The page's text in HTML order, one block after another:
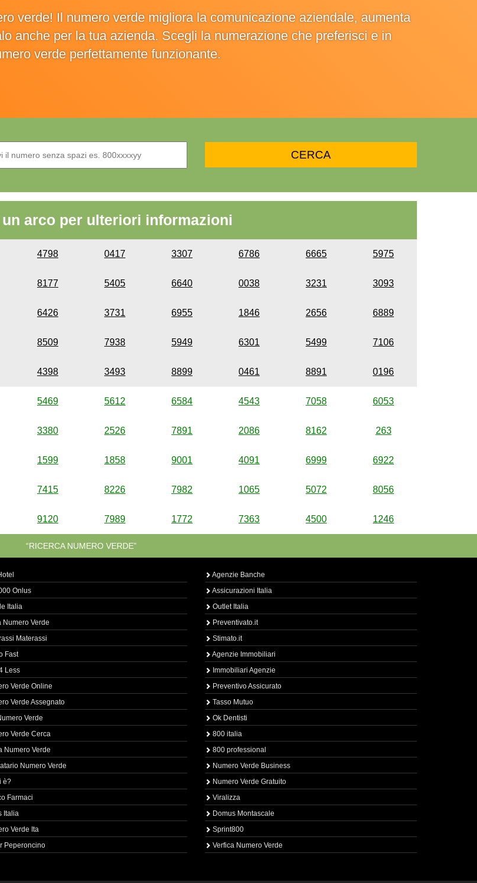
verde! Il numero verde migliora la comunicazione aziendale, aumenta
anche per la tua azienda. Scegli la numerazione che preferisci e in
verde perfettamente funzionante.
un arco per ulteriori informazioni
4798 0417 3307 6786 6665 5975
8177 5405 6640 0038 3231 3093
6426 3731 6955 1846 2656 6889
8509 7938 5949 6301 5499 7106
4398 3493 8899 0461 8891 0196
5469 5612 6584 4543 7058 6053
3380 2526 7891 2086 8162 263
1599 1858 9001 4091 6999 6922
7415 8226 7982 1065 5072 8056
9120 7989 1772 7363 4500 1246
“RICERCA NUMERO VERDE”
Onlus
Italia
Numero Verde
Materassi
Fast
Less
Verde Online
Verde Assegnato
Verde
Verde Cerca
Numero Verde
Numero Verde
è?
Farmaci
Italia
Verde Ita
Peperoncino
Agenzie Banche
Assicurazioni Italia
Outlet Italia
Preventivato.it
Stimato.it
Agenzie Immobiliari
Immobiliari Agenzie
Preventivo Assicurato
Tasso Mutuo
Ok Dentisti
800 italia
800 professional
Numero Verde Business
Numero Verde Gratuito
Viralizza
Domus Montascale
Sprint800
Verfica Numero Verde